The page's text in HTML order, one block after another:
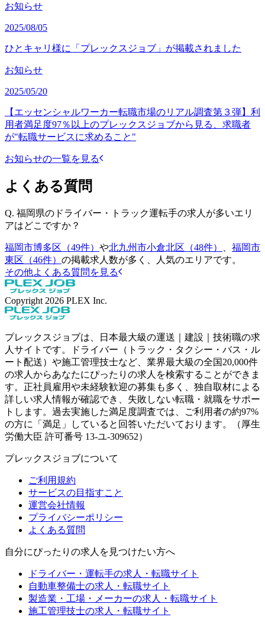
お知らせ
2025/08/05
ひとキャリ様に「プレックスジョブ」が掲載されました
お知らせ
2025/05/20
【エッセンシャルワーカー転職市場のリアル調査第３弾】利
用者満足度97％以上のプレックスジョブから見る、求職者
が"転職サービスに求めること"
お知らせの一覧を見る
よくある質問
Q. 福岡県のドライバー・トラック運転手の求人が多いエリ
アはどこですか？
福岡市博多区（49件） や北九州市小倉北区（48件）
福岡市
東区（46件） の掲載求人数が多く、人気のエリアです。
その他よくある質問を見る
Copyright 2026 PLEX Inc.
プレックスジョブは、日本最大級の運送｜建設｜技術職の求
人サイトです。ドライバー（トラック・タクシー・バス・ル
ート配送）や施工管理技士など、業界最大級の全国20,000件
の求人からあなたにぴったりの求人を検索することができま
す。正社員雇用や未経験歓迎の募集も多く、独自取材による
詳しい求人情報が確認でき、失敗しない転職・就職をサポー
トします。過去実施した満足度調査では、ご利用者の約97%
の方に「満足」していると回答いただいております。（厚生
労働大臣 許可番号 13-ユ-309652）
プレックスジョブについて
ご利用規約
サービスの目指すこと
運営会社情報
プライバシーポリシー
よくある質問
自分にぴったりの求人を見つけたい方へ
ドライバー・運転手の求人・転職サイト
自動車整備士の求人・転職サイト
製造業・工場・メーカーの求人・転職サイト
施工管理技士の求人・転職サイト